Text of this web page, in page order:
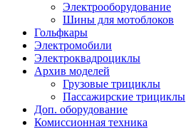
Электрооборудование
Шины для мотоблоков
Гольфкары
Электромобили
Электроквадроциклы
Архив моделей
Грузовые трициклы
Пассажирские трициклы
Доп. оборудование
Комиссионная техника